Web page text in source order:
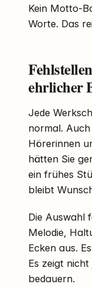
Kein Motto-
Worte. Das
ehrlicher
Jede
normal.
Hörerinnen
hätten Sie
ein frühes
bleibt
Die Auswahl
Melodie,
Ecken aus.
Es zeigt nicht
bedauern.